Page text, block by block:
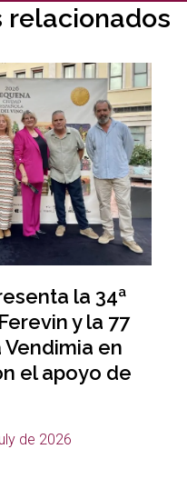
relacionados
la 34ª
y la 77
en
el apoyo de
de 2026